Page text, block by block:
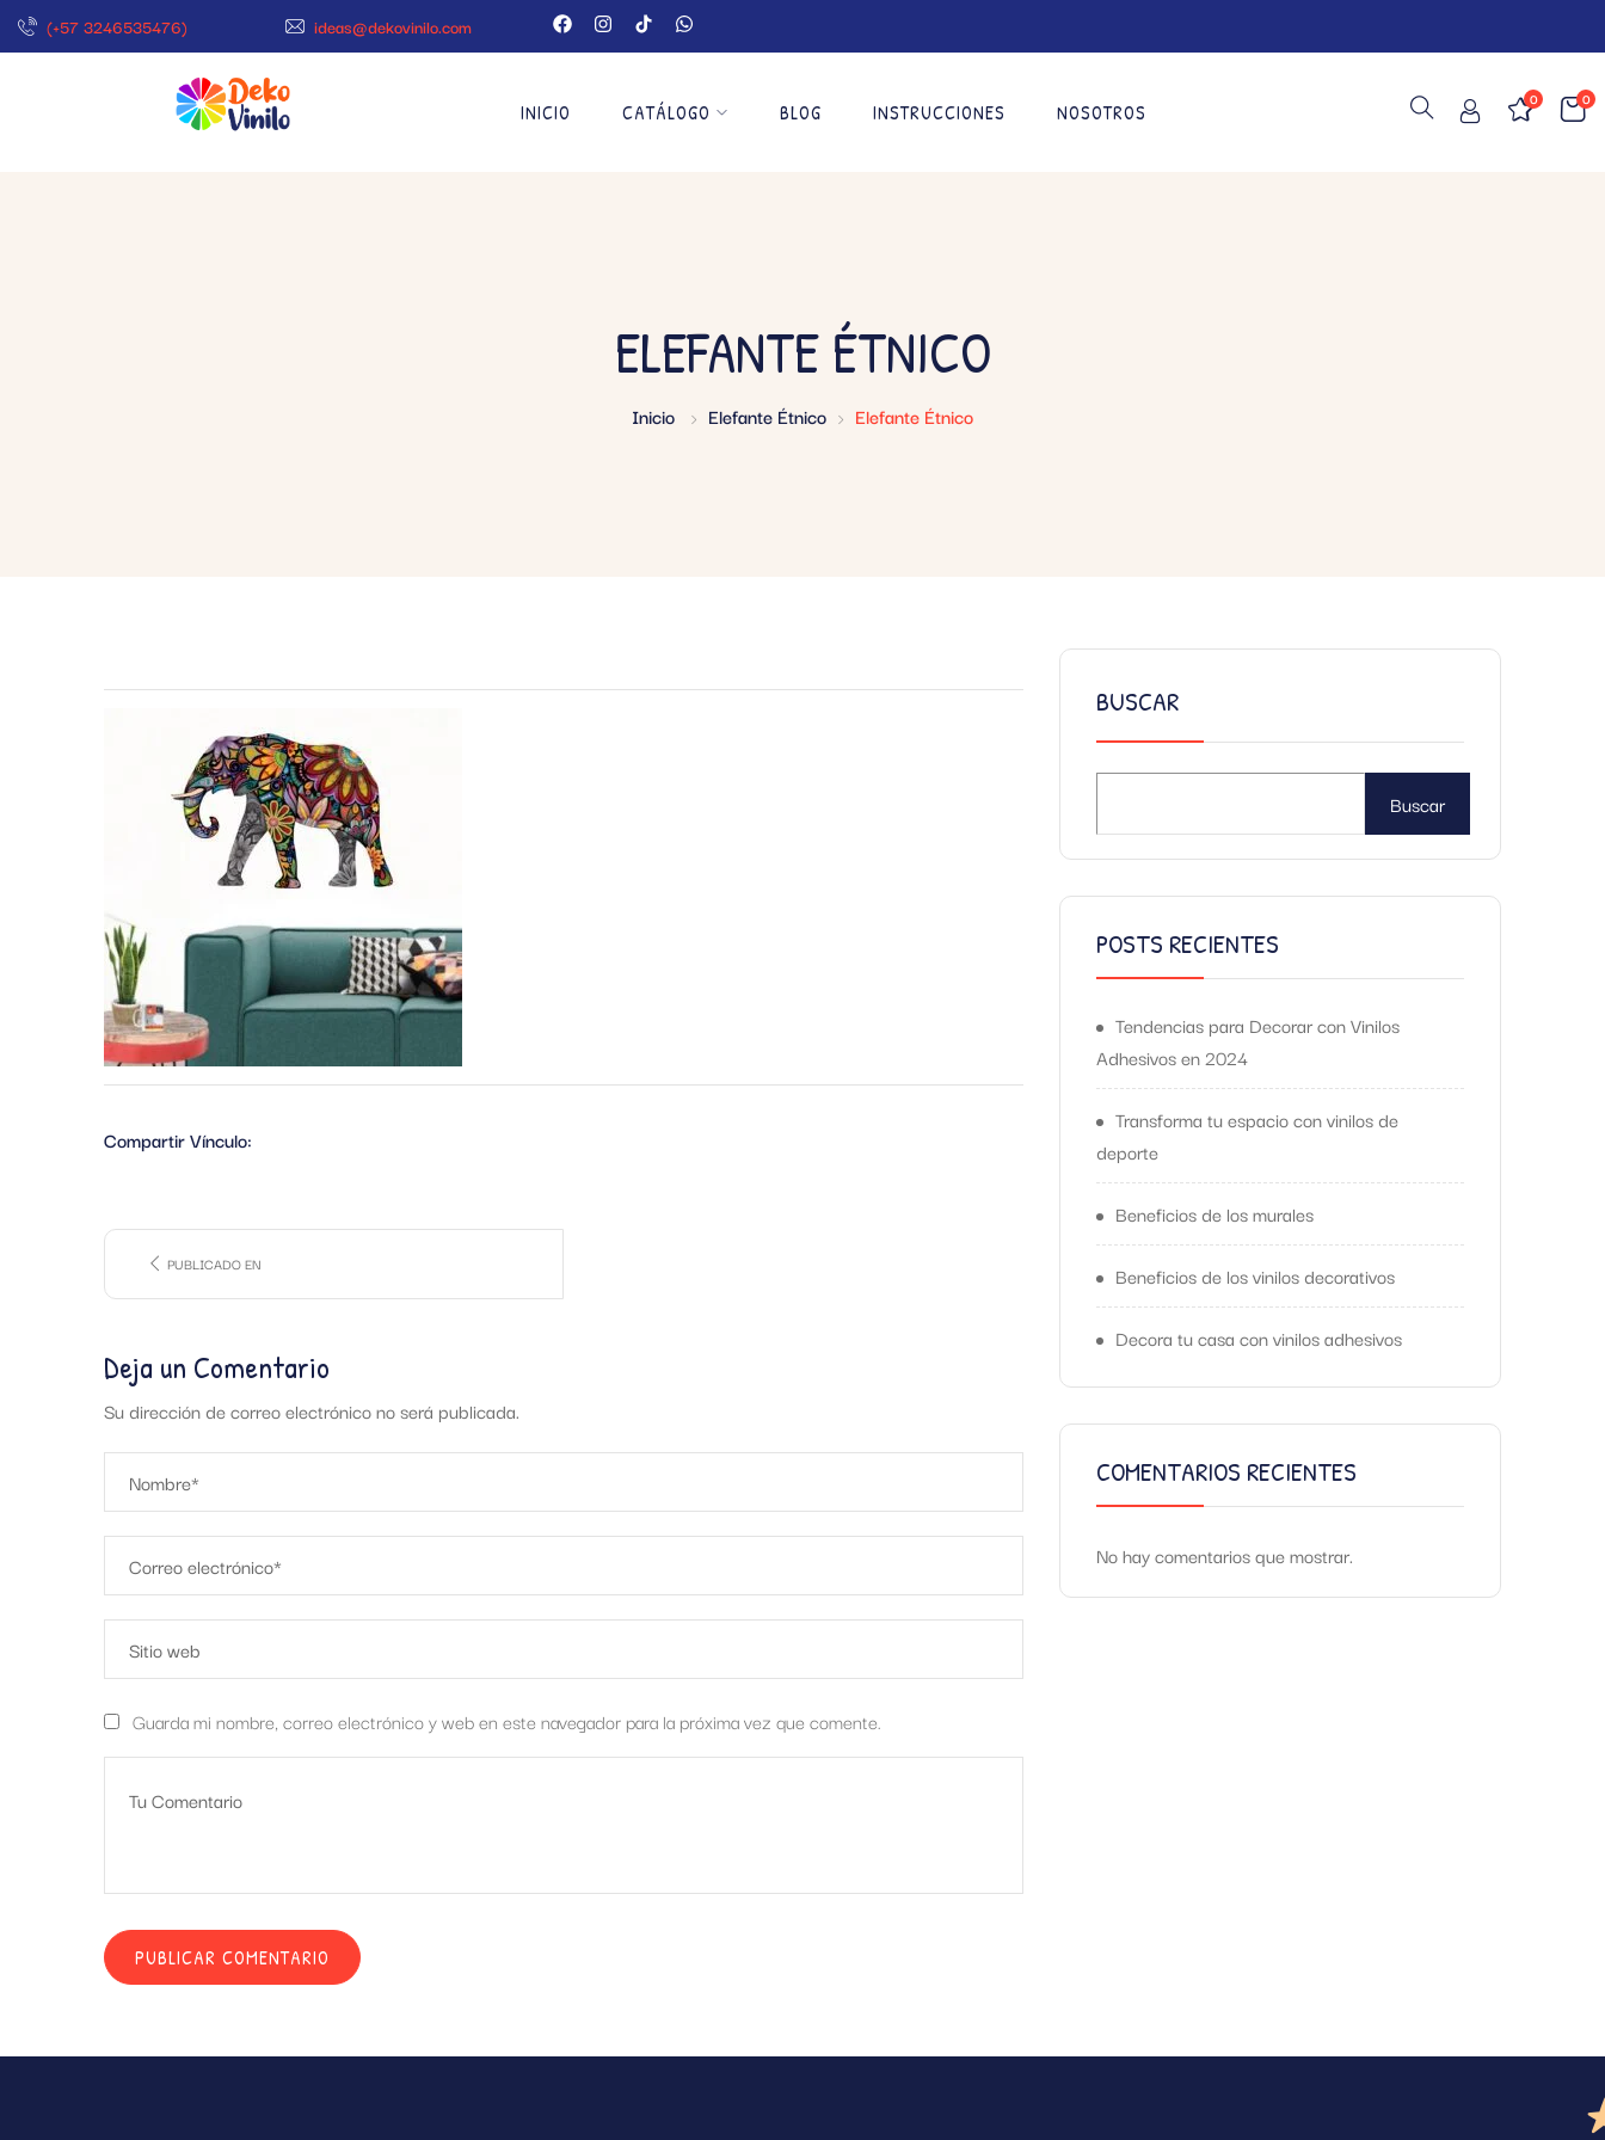
(+57 3246535476) ideas@dekovinilo.com
INICIO CATÁLOGO BLOG INSTRUCCIONES NOSOTROS
0
0
ELEFANTE ÉTNICO
Inicio Elefante Étnico Elefante Étnico
Compartir Vínculo:
PUBLICADO EN
Deja un Comentario
Su dirección de correo electrónico no será publicada.
Guarda mi nombre, correo electrónico y web en este navegador para la próxima vez que comente.
BUSCAR
Buscar
POSTS RECIENTES
Tendencias para Decorar con Vinilos
Adhesivos en 2024
Transforma tu espacio con vinilos de
deporte
Beneficios de los murales
Beneficios de los vinilos decorativos
Decora tu casa con vinilos adhesivos
COMENTARIOS RECIENTES
No hay comentarios que mostrar.